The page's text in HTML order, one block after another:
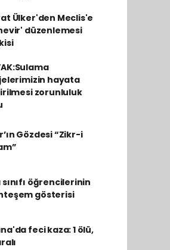
Ülker'den Meclis'e
düzenlemesi
hayata
zorunluluk
Gözdesi “Zikr-i
sınıfı öğrencilerinin
gösterisi
feci kaza: 1 ölü,